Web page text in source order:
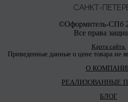
САНКТ-
©Оформитель-СПб
Все права
Карта сайта.
Приведенные данные о цене товара не
О
РЕАЛИЗОВАННЫЕ
БЛОГ